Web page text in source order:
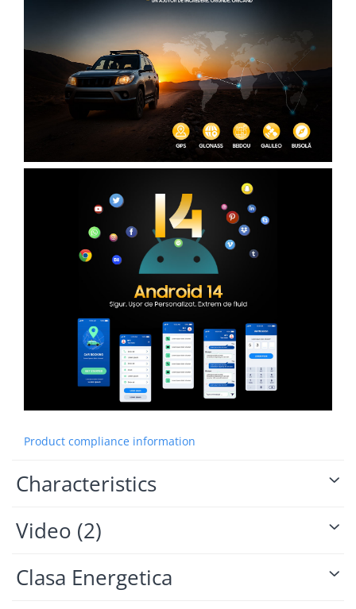
Product compliance information
Characteristics
Video (2)
Clasa Energetica